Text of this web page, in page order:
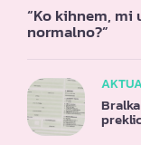
“Ko kihnem,
normalno?”